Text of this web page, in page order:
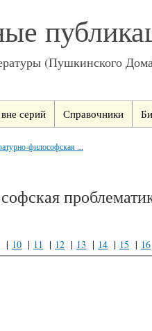
(Пушкинского
серий Справочники
философская ...
| 10 | 11 | 12 | 13 | 14 | 15 | 16